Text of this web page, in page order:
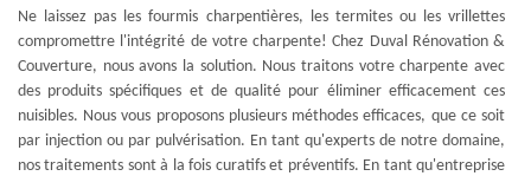
Ne laissez pas les fourmis charpentières, les termites ou les vrillettes
compromettre l'intégrité de votre charpente! Chez Duval Rénovation &
Couverture, nous avons la solution. Nous traitons votre charpente avec
des produits spécifiques et de qualité pour éliminer efficacement ces
nuisibles. Nous vous proposons plusieurs méthodes efficaces, que ce soit
par injection ou par pulvérisation. En tant qu'experts de notre domaine,
nos traitements sont à la fois curatifs et préventifs. En tant qu'entreprise